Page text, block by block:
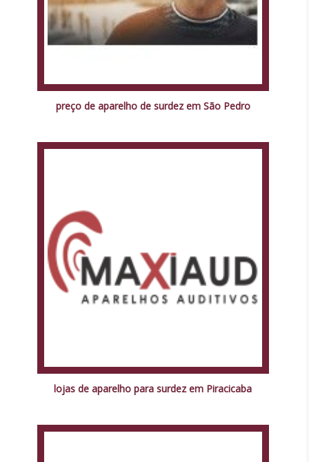
preço de aparelho de surdez em São Pedro
lojas de aparelho para surdez em Piracicaba